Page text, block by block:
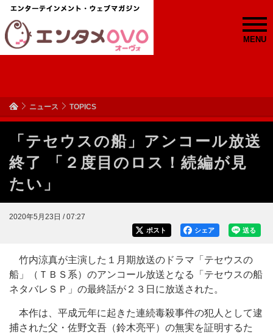
MENU
ニュース TOPICS
「テセウスの船」アンコール放送
終了 「２度目のロス！続編が見
たい」
2020年5月23日 / 07:27
送る
シェア
ポスト
竹内涼真が主演した１月期放送のドラマ「テセウスの
船」（ＴＢＳ系）のアンコール放送となる「テセウスの船
ネタバレＳＰ」の最終話が２３日に放送された。
本作は、平成元年に起きた連続毒殺事件の犯人として逮
捕された父・佐野文吾（鈴木亮平）の無実を証明するた